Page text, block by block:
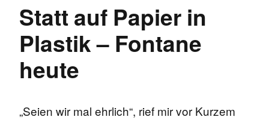
Statt auf Papier in
Plastik – Fontane
heute
„Seien wir mal ehrlich“, rief mir vor Kurzem